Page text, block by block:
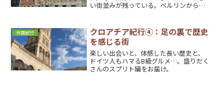
い街並みが残っている。ベルリンからリ
外国紀行
クロアチア紀行④：足の裏で歴史
を感じる街
楽しい出会いと、体感した長い歴史と、
ドイツ人もハマるB級グルメ…。盛りだく
さんのスプリト編をお届け。